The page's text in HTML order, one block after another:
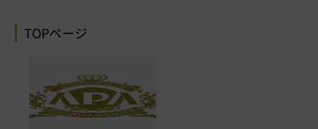
TOPページ